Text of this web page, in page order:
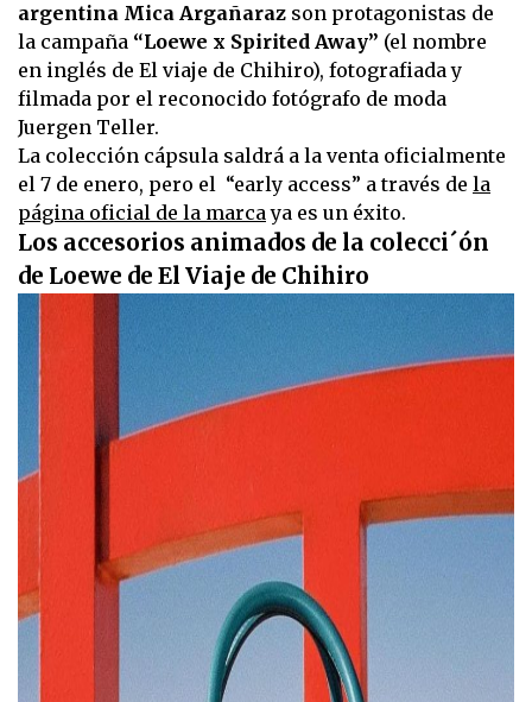
argentina Mica Argañaraz son protagonistas de
la campaña “Loewe x Spirited Away” (el nombre
en inglés de El viaje de Chihiro), fotografiada y
filmada por el reconocido fotógrafo de moda
Juergen Teller.
La colección cápsula saldrá a la venta oficialmente
el 7 de enero, pero el “early access” a través de la
página oficial de la marcaya es un éxito.
Los accesorios animados de la colecci´ón
de Loewe de El Viaje de Chihiro